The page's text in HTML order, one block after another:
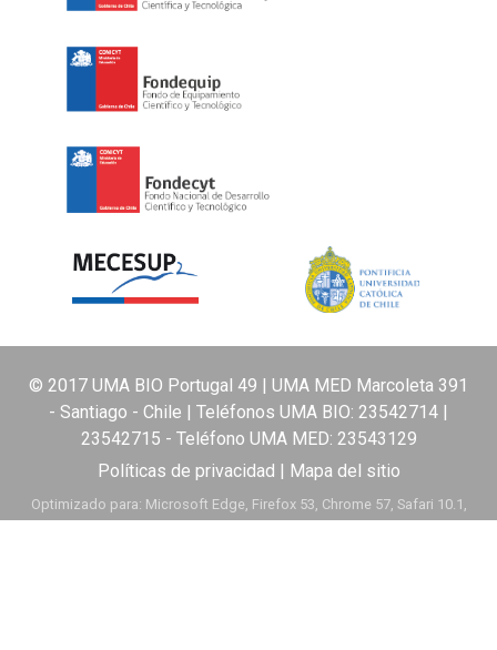
© 2017 UMA BIO Portugal 49 | UMA MED Marcoleta 391
- Santiago - Chile | Teléfonos UMA BIO: 23542714
23542715 - Teléfono UMA MED: 23543129
Políticas de privacidad
Mapa del sitio
Optimizado para: Microsoft Edge, Firefox 53, Chrome 57, Safari 10.1,